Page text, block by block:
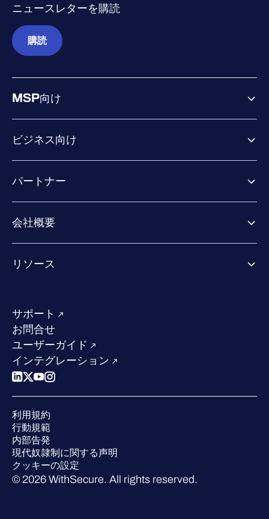
ニュースレターを購読
購読
MSP向け
ビジネス向け
Exposure Management
Extended Detection & Response
Co-Security Services
パートナー
パートナーの成功のためのサービス
Co-growth community
会社概要
業界での評価／認定／お客様の声
求人情報
サステナビリティ
競合他社との比較
リソース
成功事例
W/Labs
ブログ
ポッドキャスト
イベント
ウェビナー
業界での 評価
サポート
お問合せ
ユーザーガイド
インテグレーション
利用規約
行動規範
内部告発
現代奴隷制に関する声明
クッキーの設定
© 2026 WithSecure. All rights reserved.